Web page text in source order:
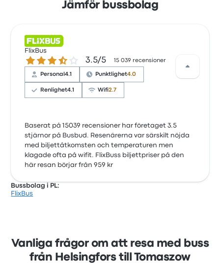
Jämför bussbolag
FlixBus
3.5 ur 5 stjärnor 3.5/5 15 039 recensioner
Personal4.1 Punktlighet4.0
Renlighet4.1 Wifi2.7
Baserat på 15039 recensioner har företaget 3.5
stjärnor på Busbud. Resenärerna var särskilt nöjda
med biljettåtkomsten och temperaturen men
klagade ofta på wifit. FlixBuss biljettpriser på den
här resan börjar från 959 kr
Bussbolag i PL:
FlixBus
Vanliga frågor om att resa med buss
från Helsingfors till Tomaszow